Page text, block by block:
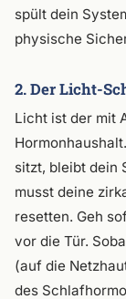
spült dein
physische
2. Der Licht-
Licht ist der mit
sitzt, bleibt dein
musst deine
resetten. Geh
vor die Tür.
(auf die
des